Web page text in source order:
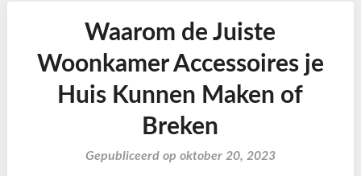
Waarom de Juiste
Woonkamer Accessoires je
Huis Kunnen Maken of
Breken
Gepubliceerd op oktober 20, 2023